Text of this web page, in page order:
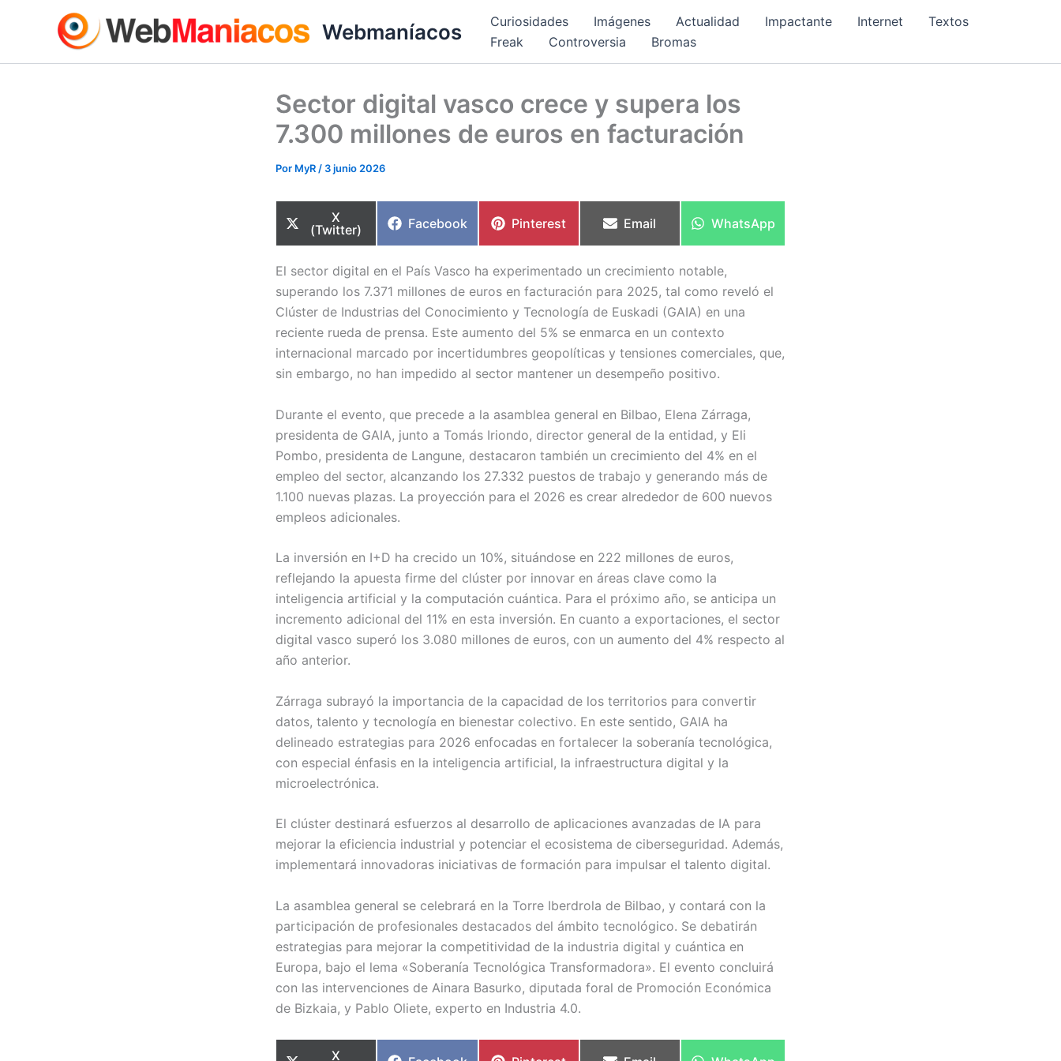
Webmaníacos Curiosidades Imágenes Actualidad Impactante Internet
Textos
Freak
Controversia Bromas
Sector digital vasco crece y supera los
7.300 millones de euros en facturación
Por MyR / 3 junio 2026
Compartir
en
X
(Twitter)
Compartir
Facebook
Compartir
Pinterest
Compartir
Email
Compartir
WhatsApp
El sector digital en el País Vasco ha experimentado un crecimiento notable,
superando los 7.371 millones de euros en facturación para 2025, tal como reveló el
Clúster de Industrias del Conocimiento y Tecnología de Euskadi (GAIA) en una
reciente rueda de prensa. Este aumento del 5% se enmarca en un contexto
internacional marcado por incertidumbres geopolíticas y tensiones comerciales, que,
sin embargo, no han impedido al sector mantener un desempeño positivo.
Durante el evento, que precede a la asamblea general en Bilbao, Elena Zárraga,
presidenta de GAIA, junto a Tomás Iriondo, director general de la entidad, y Eli
Pombo, presidenta de Langune, destacaron también un crecimiento del 4% en el
empleo del sector, alcanzando los 27.332 puestos de trabajo y generando más de
1.100 nuevas plazas. La proyección para el 2026 es crear alrededor de 600 nuevos
empleos adicionales.
La inversión en I+D ha crecido un 10%, situándose en 222 millones de euros,
reflejando la apuesta firme del clúster por innovar en áreas clave como la
inteligencia artificial y la computación cuántica. Para el próximo año, se anticipa un
incremento adicional del 11% en esta inversión. En cuanto a exportaciones, el sector
digital vasco superó los 3.080 millones de euros, con un aumento del 4% respecto al
año anterior.
Zárraga subrayó la importancia de la capacidad de los territorios para convertir
datos, talento y tecnología en bienestar colectivo. En este sentido, GAIA ha
delineado estrategias para 2026 enfocadas en fortalecer la soberanía tecnológica,
con especial énfasis en la inteligencia artificial, la infraestructura digital y la
microelectrónica.
El clúster destinará esfuerzos al desarrollo de aplicaciones avanzadas de IA para
mejorar la eficiencia industrial y potenciar el ecosistema de ciberseguridad. Además,
implementará innovadoras iniciativas de formación para impulsar el talento digital.
La asamblea general se celebrará en la Torre Iberdrola de Bilbao, y contará con la
participación de profesionales destacados del ámbito tecnológico. Se debatirán
estrategias para mejorar la competitividad de la industria digital y cuántica en
Europa, bajo el lema «Soberanía Tecnológica Transformadora». El evento concluirá
con las intervenciones de Ainara Basurko, diputada foral de Promoción Económica
de Bizkaia, y Pablo Oliete, experto en Industria 4.0.
Compartir
X